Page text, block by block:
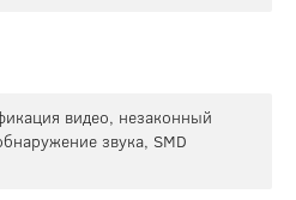
видео, незаконный
звука, SMD